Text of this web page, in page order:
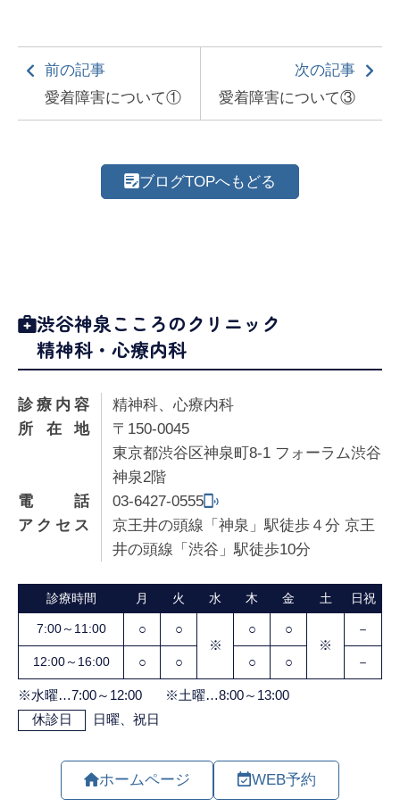
前の記事
愛着障害について①
次の記事
愛着障害について③
ブログTOPへもどる
渋谷神泉こころのクリニック
精神科・心療内科
診療内容
精神科、心療内科
所在地
〒150-0045
東京都渋谷区神泉町8-1 フォーラム渋谷
神泉2階
電話
03-6427-0555
アクセス
京王井の頭線「神泉」駅徒歩４分 京王
井の頭線「渋谷」駅徒歩10分
ホームページ WEB予約